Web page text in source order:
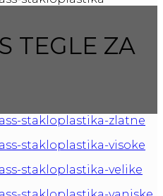
TEGLE ZA